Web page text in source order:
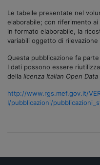
Le tabelle presentate nel
elaborabile; con riferimento
in formato elaborabile, la
variabili oggetto di
Questa pubblicazione fa
I dati possono essere
della licenza Italian Open
http://www.rgs.mef.gov.it/
I/pubblicazioni/